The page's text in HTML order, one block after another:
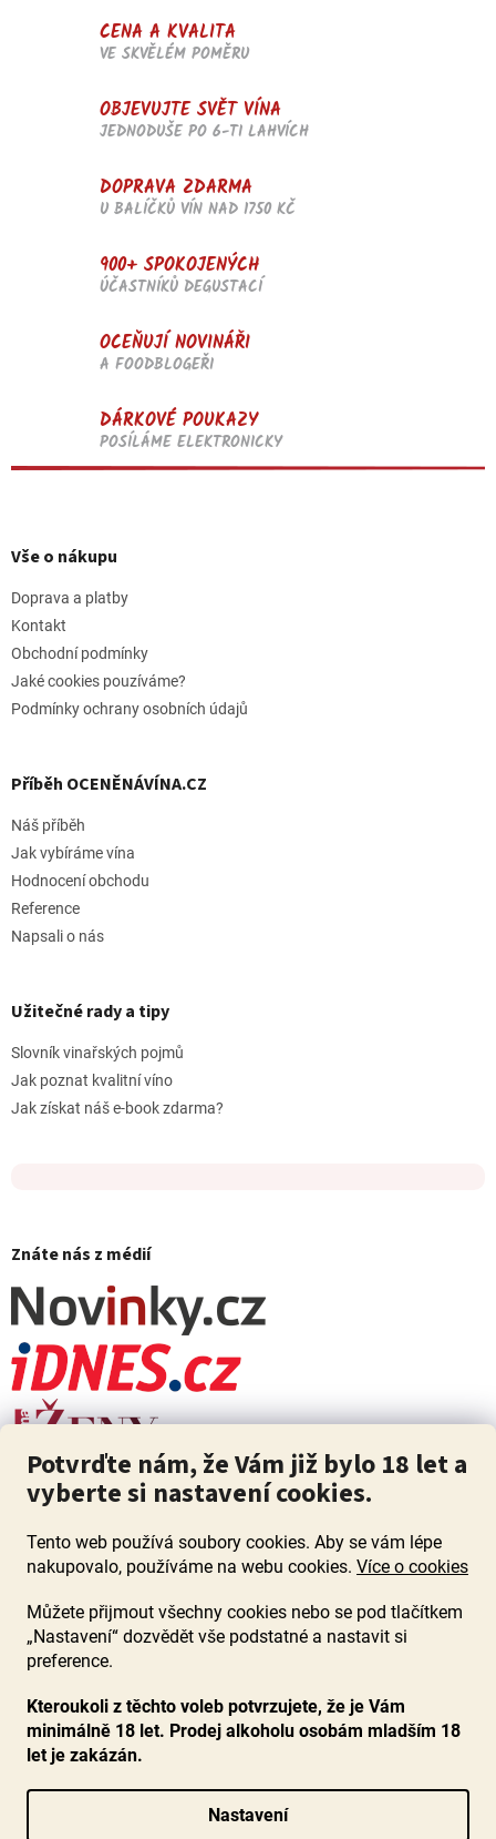
Potvrďte nám, že Vám již bylo 18 let a
vyberte si nastavení cookies.
Tento web používá soubory cookies. Aby se vám lépe
nakupovalo, používáme na webu cookies. Více o cookies
Můžete přijmout všechny cookies nebo se pod tlačítkem
„Nastavení“ dozvědět vše podstatné a nastavit si
preference.
Kteroukoli z těchto voleb potvrzujete, že je Vám
minimálně 18 let. Prodej alkoholu osobám mladším 18
let je zakázán.
Nastavení
k
ý
p
s
u
CENA A KVALITA
VE SKVĚLÉM POMĚRU
OBJEVUJTE SVĚT VÍNA
JEDNODUŠE PO 6-TI LAHVÍCH
DOPRAVA ZDARMA
U BALÍČKŮ VÍN NAD 1750 KČ
900+ SPOKOJENÝCH
ÚČASTNÍKŮ DEGUSTACÍ
OCEŇUJÍ NOVINÁŘI
A FOODBLOGEŘI
DÁRKOVÉ POUKAZY
POSÍLÁME ELEKTRONICKY
pVše o nákupu
Doprava a platby
Kontakt
Obchodní podmínky
Jaké cookies pouzíváme?
Podmínky ochrany osobních údajů
Příběh OCENĚNÁVÍNA.CZ
Náš příběh
Jak vybíráme vína
Hodnocení obchodu
Reference
Napsali o nás
Užitečné rady a tipy
Slovník vinařských pojmů
Jak poznat kvalitní víno
Jak získat náš e-book zdarma?
Znáte nás z médií
ZÁKAZ PRODEJE ALKOHOLU OSOBÁM MLADŠÍM 18 LET. Pijte s
mírou i když pijete s Mírou.